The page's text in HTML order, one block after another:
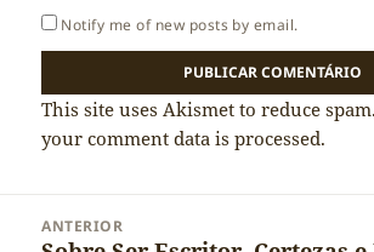
Notify me of new posts by email.
This site uses Akismet to reduce
your comment data is processed.
ANTERIOR